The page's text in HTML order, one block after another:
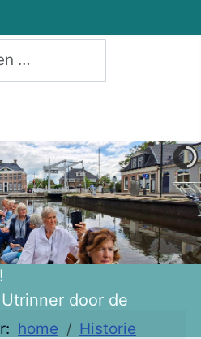
door de
home
Historie